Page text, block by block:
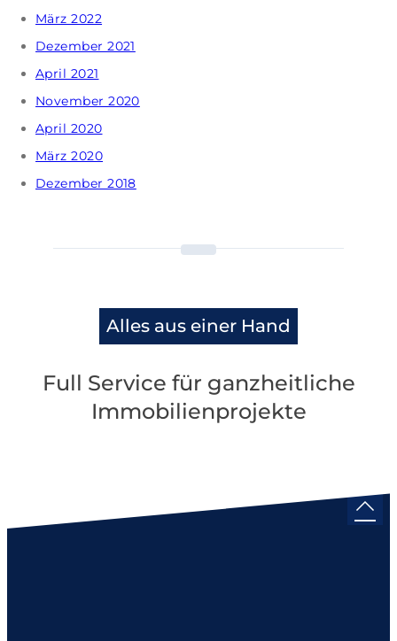
März 2022
Dezember 2021
April 2021
November 2020
April 2020
März 2020
Dezember 2018
Alles aus einer Hand
Full Service für ganzheitliche
Immobilienprojekte